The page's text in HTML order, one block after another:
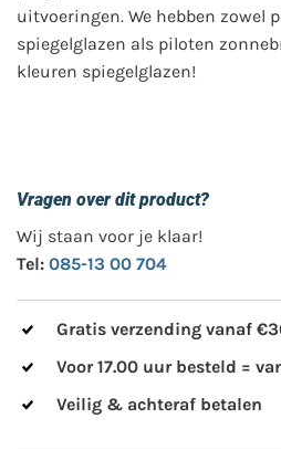
uitvoeringen. We hebben zowel
spiegelglazen als piloten
kleuren spiegelglazen!
Vragen over dit product?
Wij staan voor je klaar!
Tel: 085-13 00 704
Gratis verzending vanaf
Voor 17.00 uur besteld =
Veilig & achteraf betalen